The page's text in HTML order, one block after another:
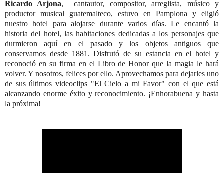
Ricardo Arjona, cantautor, compositor, arreglista, músico y
productor musical guatemalteco, estuvo en Pamplona y eligió
nuestro hotel para alojarse durante varios días. Le encantó la
historia del hotel, las habitaciones dedicadas a los personajes que
durmieron aquí en el pasado y los objetos antiguos que
conservamos desde 1881. Disfrutó de su estancia en el hotel y
reconoció en su firma en el Libro de Honor que la magia le hará
volver. Y nosotros, felices por ello. Aprovechamos para dejarles uno
de sus últimos videoclips "El Cielo a mi Favor" con el que está
alcanzando enorme éxito y reconocimiento. ¡Enhorabuena y hasta
la próxima!